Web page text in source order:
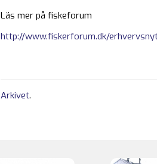
Läs mer på fiskeforum
http://www.fiskerforum.dk/
Arkivet.